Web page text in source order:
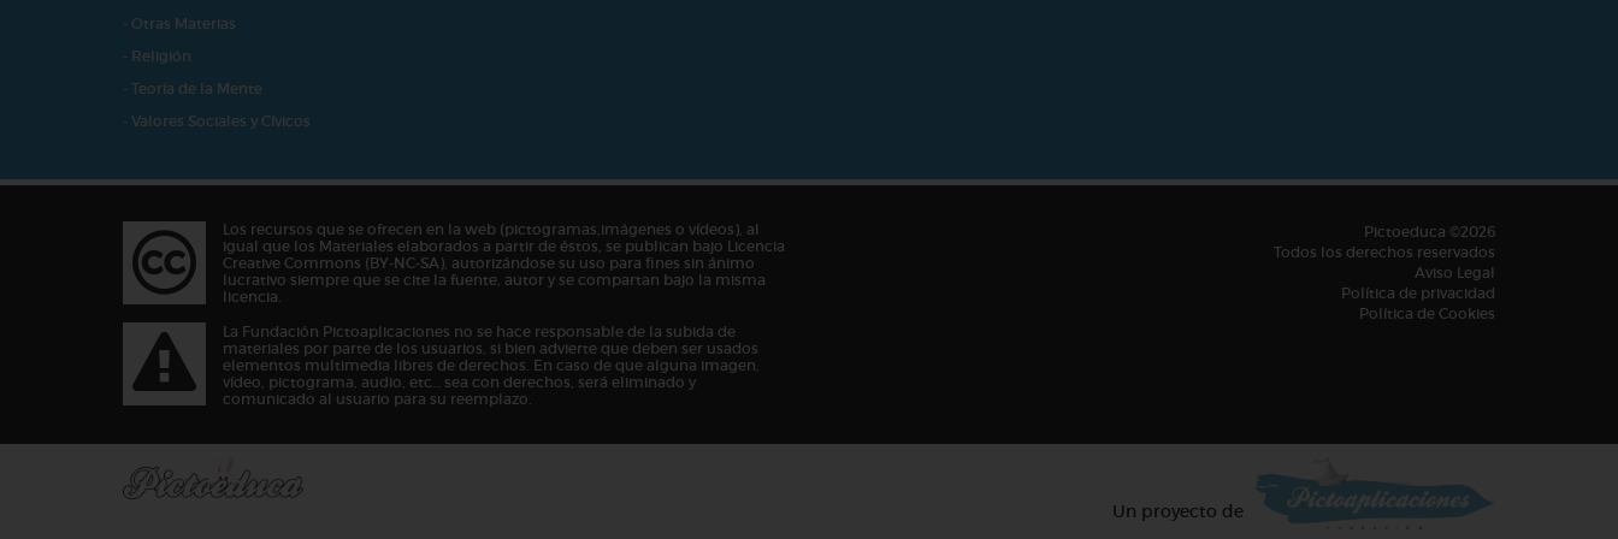
- Otras Materias
- Religión
- Teoría de la Mente
- Valores Sociales y Cívicos
Los recursos que se ofrecen en la web (pictogramas,imágenes o vídeos), al
igual que los Materiales elaborados a partir de éstos, se publican bajo Licencia
Creative Commons (BY-NC-SA), autorizándose su uso para fines sin ánimo
lucrativo siempre que se cite la fuente, autor y se compartan bajo la misma
licencia.
La Fundación Pictoaplicaciones no se hace responsable de la subida de
materiales por parte de los usuarios, si bien advierte que deben ser usados
elementos multimedia libres de derechos. En caso de que alguna imagen,
vídeo, pictograma, audio, etc… sea con derechos, será eliminado y
comunicado al usuario para su reemplazo.
Pictoeduca ©2026
Todos los derechos reservados
Aviso Legal
Política de privacidad
Política de Cookies
Un proyecto de